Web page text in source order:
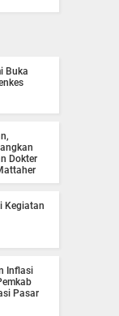
Buka
Dokter
Kegiatan
Inflasi
Pasar